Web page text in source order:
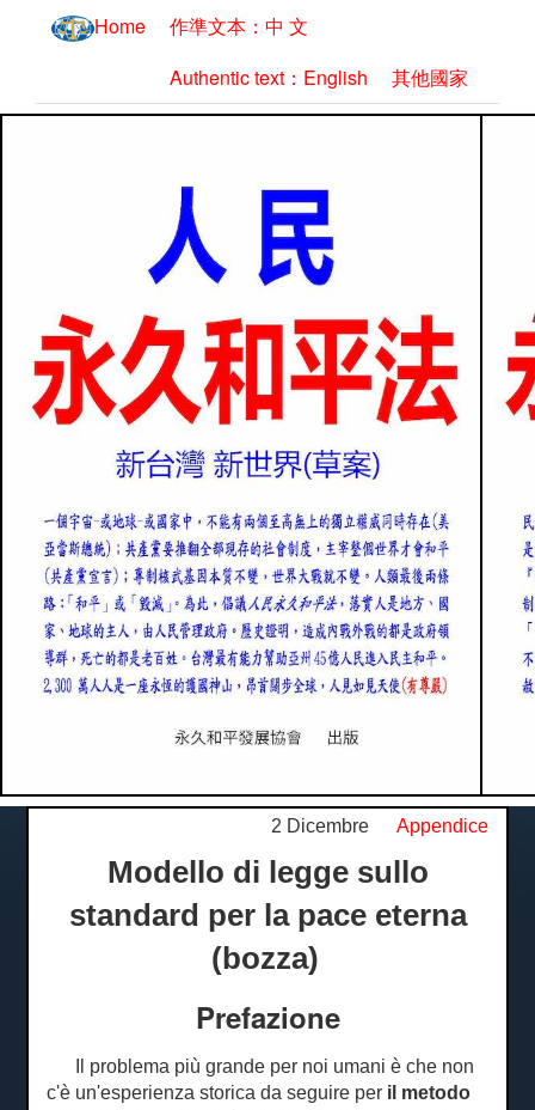
Home
作準文本：中 文
Authentic text：English
其他國家
2 Dicembre Appendice
Modello di legge sullo
standard per la pace eterna
(bozza)
Prefazione
Il problema più grande per noi umani è che non
c'è un'esperienza storica da seguire per il metodo